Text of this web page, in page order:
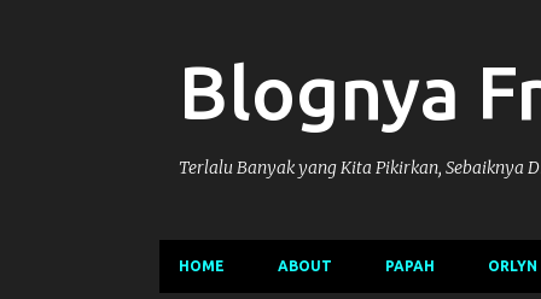
Blognya
Terlalu Banyak yang Kita Pikirkan, Sebaiknya
HOME ABOUT PAPAH ORLYN